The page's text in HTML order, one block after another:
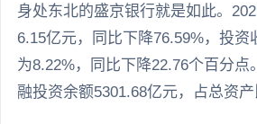
身处东北的盛京银行就是如此。
6.15亿元，同比下降76.59%，投资
为8.22%，同比下降22.76个百分点
融投资余额5301.68亿元，占总资产